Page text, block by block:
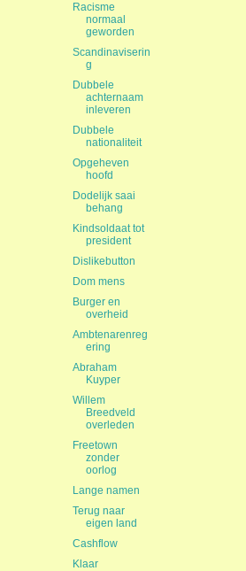
Racisme
normaal
geworden
Scandinaviserin
g
Dubbele
achternaam
inleveren
Dubbele
nationaliteit
Opgeheven
hoofd
Dodelijk saai
behang
Kindsoldaat tot
president
Dislikebutton
Dom mens
Burger en
overheid
Ambtenarenreg
ering
Abraham
Kuyper
Willem
Breedveld
overleden
Freetown
zonder
oorlog
Lange namen
Terug naar
eigen land
Cashflow
Klaar